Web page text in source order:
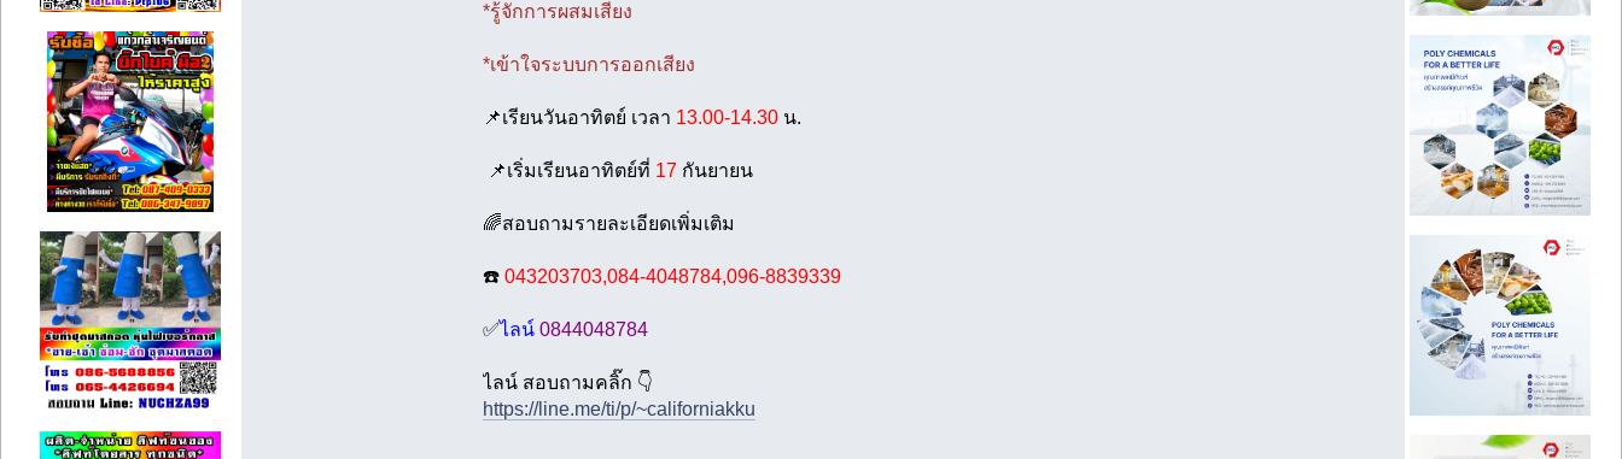
*รู้จักการผสมเสียง
*เข้าใจระบบการออกเสียง
📌เรียนวันอาทิตย์ เวลา 13.00-14.30น.
📌เริ่มเรียนอาทิตย์ที่ 17 กันยายน
🌈สอบถามรายละเอียดเพิ่มเติม
☎️ 043203703,084-4048784,096-8839339
✅ไลน์ 0844048784
ไลน์ สอบถามคลิ๊ก 👇
https://line.me/ti/p/~californiakku